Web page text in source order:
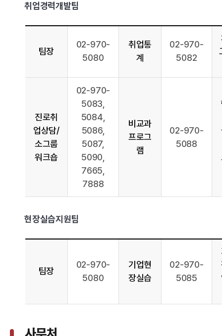
취업경력개발팀
팀장
02-970-
5080
취업통
계
02-970-
5082
진로취
업상담/
소그룹
워크숍
02-970-
5083,
5084,
5086,
5087,
5090,
7665,
7888
비교과
프로그
램
02-970-
5088
현장실습지원팀
팀장
02-970-
5080
기업현
장실습
02-970-
5085